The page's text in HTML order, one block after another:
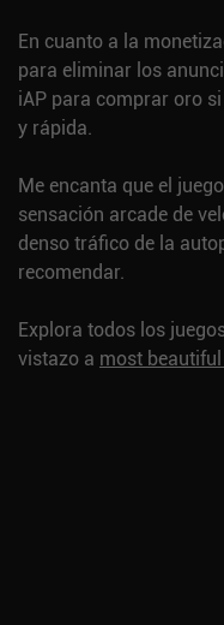
En cuanto a la
para eliminar los
iAP para comprar oro
y rápida.
Me encanta que el
sensación arcade de
denso tráfico de la
recomendar.
Explora todos los
vistazo a most